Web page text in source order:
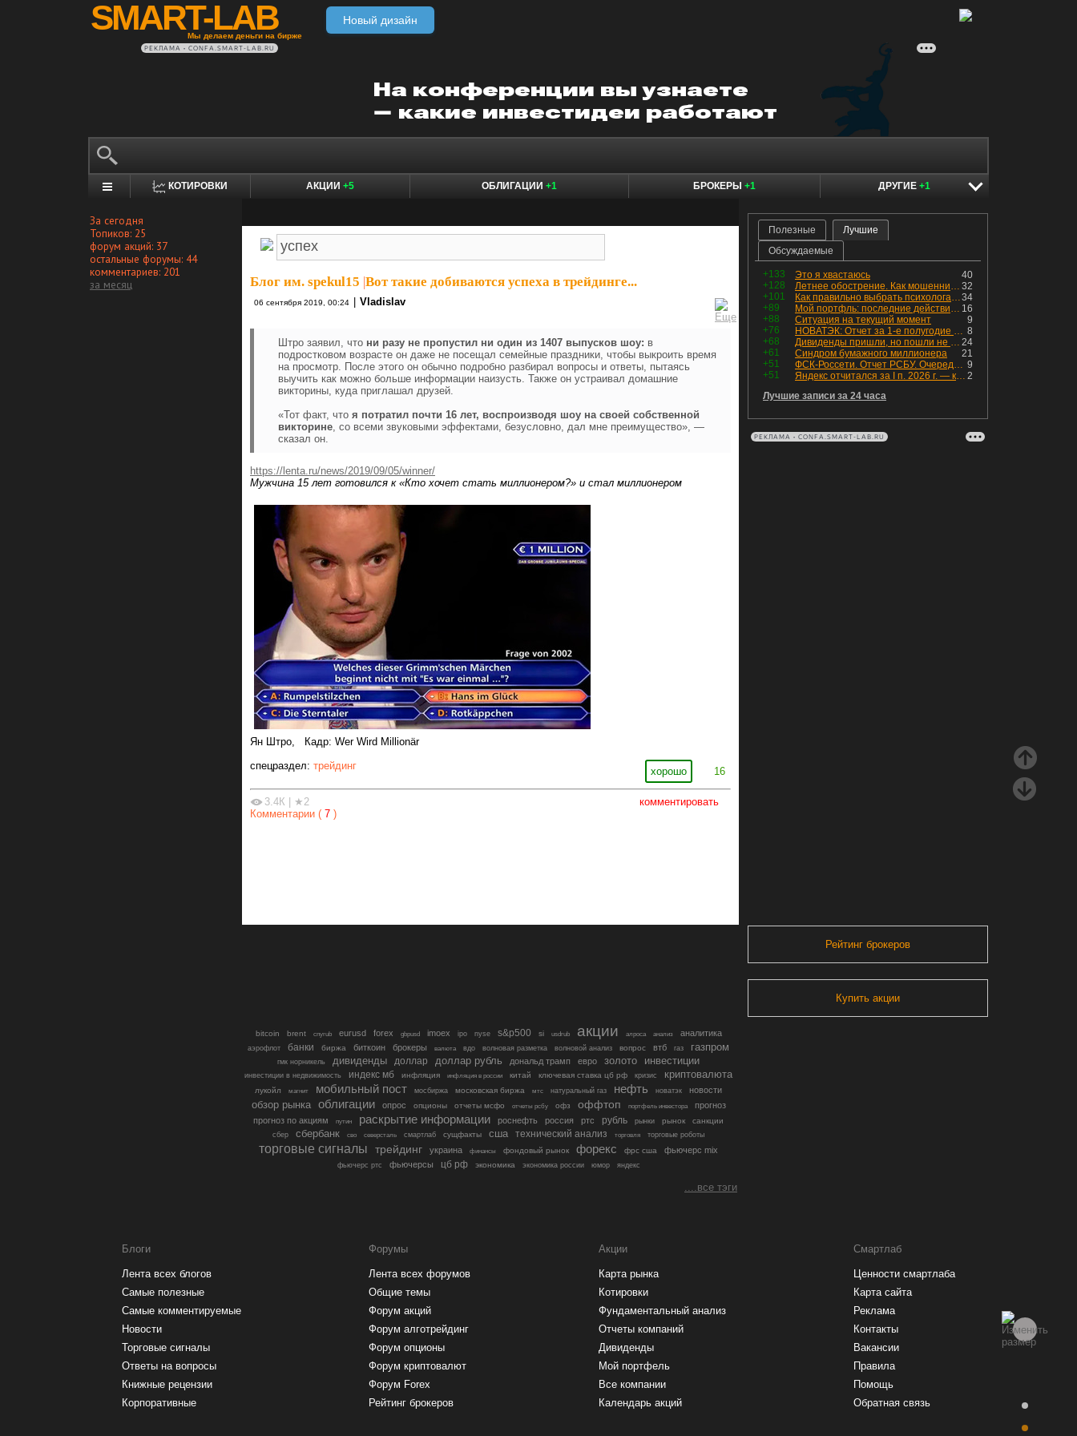
SMART-LAB
Мы делаем деньги на бирже
Новый дизайн
РЕКЛАМА • CONFA.SMART-LAB.RU
КОТИРОВКИ АКЦИИ +5 ОБЛИГАЦИИ +1 БРОКЕРЫ +1 ДРУГИЕ +1
За сегодня
Топиков: 25
форум акций: 37
остальные форумы: 44
комментариев: 201
за месяц
Блог им. spekul15 Вот такие добиваются успеха в трейдинге...
06 сентября 2019, 00:24 Vladislav
Штро заявил, что ни разу не пропустил ни один из 1407 выпусков шоу: в
подростковом возрасте он даже не посещал семейные праздники, чтобы выкроить время
на просмотр. После этого он обычно подробно разбирал вопросы и ответы, пытаясь
выучить как можно больше информации наизусть. Также он устраивал домашние
викторины, куда приглашал друзей.
«Тот факт, что я потратил почти 16 лет, воспроизводя шоу на своей собственной
викторине, со всеми звуковыми эффектами, безусловно, дал мне преимущество», —
сказал он.
https://lenta.ru/news/2019/09/05/winner/
Мужчина 15 лет готовился к «Кто хочет стать миллионером?» и стал миллионером
Ян Штро, Кадр: Wer Wird Millionär
хорошо 16
спецраздел: трейдинг
комментировать
3.4К | ★2
Комментарии ( 7 )
Полезные
Лучшие
Обсуждаемые
+133 40
Это я хвастаюсь
+128
32
Летнее обострение. Как мошенники пытаются подсунуть кнопку "БАБЛО" девушкам
+101
34
Как правильно выбрать психолога. Показания к лечению
+89
16
Мой портфль: последние действия и текущая структура. Краткий комментарий по всем позициям
+88
9
Ситуация на текущий момент
+76
8
НОВАТЭК: Отчет за 1-е полугодие 2026 - прибыль продолжает падать, но лучшее впереди, если не прилетит
+68
24
Дивиденды пришли, но пошли не туда
+61
21
Синдром бумажного миллионера
+51
9
ФСК-Россети. Отчет РСБУ. Очередная допка - бомбовые новости в эфире
+51
2
Яндекс отчитался за I п. 2026 г. — компания увеличила инвестиции и долг. Buyback начал работать, продали Авто.Ру.
Лучшие записи за 24 часа
РЕКЛАМА • CONFA.SMART-LAB.RU
Рейтинг брокеров
Купить акции
bitcoin brent cnyrub eurusd forex gbpusd imoex ipo nyse s&p500 si usdrub акции алроса анализ аналитика
аэрофлот банки биржа биткоин брокеры валюта вдо волновая разметка волновой анализ вопрос втб газ газпром
гмк норникель дивиденды доллар доллар рубль дональд трамп евро золото инвестиции
инвестиции в недвижимость индекс мб инфляция инфляция в россии китай ключевая ставка цб рф кризис криптовалюта
лукойл магнит мобильный пост мосбиржа московская биржа мтс натуральный газ нефть новатэк новости
обзор рынка облигации опрос опционы отчеты мсфо отчеты рсбу офз оффтоп портфель инвестора
прогноз
прогноз по акциям
путин раскрытие информации роснефть россия ртс рубль рынки рынок санкции
сбер сбербанк сво северсталь смартлаб сущфакты сша технический анализ торговля торговые роботы
торговые сигналы трейдинг украина финансы фондовый рынок форекс фрс сша фьючерс mix
фьючерс ртс фьючерсы цб рф экономика экономика россии юмор яндекс
....все тэги
Блоги
Лента всех блогов
Самые полезные
Самые комментируемые
Новости
Торговые сигналы
Ответы на вопросы
Книжные рецензии
Корпоративные
Форумы
Лента всех форумов
Общие темы
Форум акций
Форум алготрейдинг
Форум опционы
Форум криптовалют
Форум Forex
Рейтинг брокеров
Акции
Карта рынка
Котировки
Фундаментальный анализ
Отчеты компаний
Дивиденды
Мой портфель
Все компании
Календарь акций
Смартлаб
Ценности смартлаба
Карта сайта
Реклама
Контакты
Вакансии
Правила
Помощь
Обратная связь